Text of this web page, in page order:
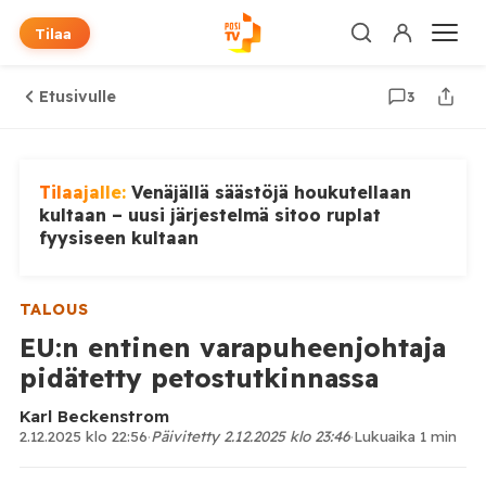
Tilaa
Etusivulle 3
Tilaajalle: Venäjällä säästöjä houkutellaan
kultaan – uusi järjestelmä sitoo ruplat
fyysiseen kultaan
TALOUS
EU:n entinen varapuheenjohtaja
pidätetty petostutkinnassa
Karl Beckenstrom
2.12.2025 klo 22:56·Päivitetty 2.12.2025 klo 23:46·Lukuaika 1 min